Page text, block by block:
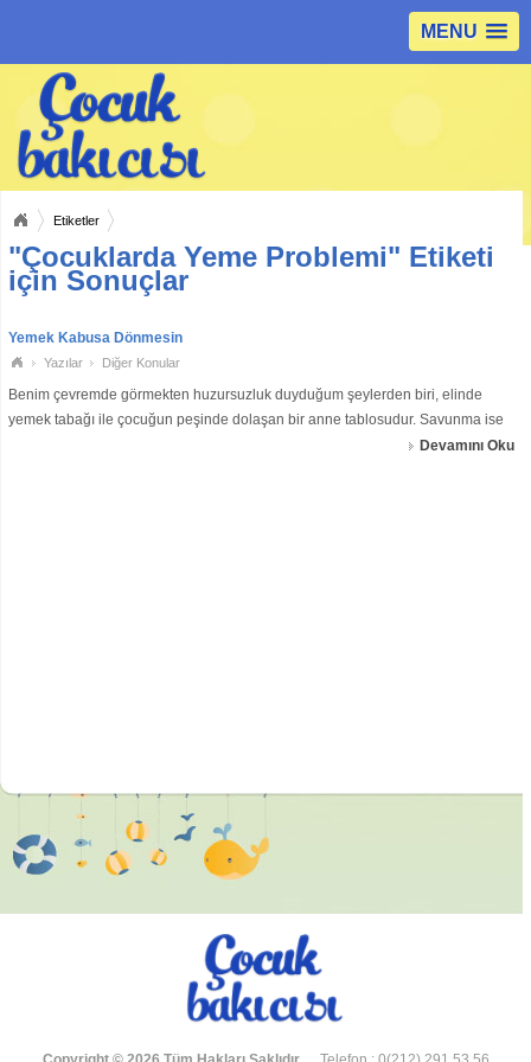
MENU
Etiketler
"Çocuklarda Yeme Problemi" Etiketi
için Sonuçlar
Yemek Kabusa Dönmesin
Yazılar Diğer Konular
Benim çevremde görmekten huzursuzluk duyduğum şeylerden biri, elinde
yemek tabağı ile çocuğun peşinde dolaşan bir anne tablosudur. Savunma ise
hep aynıdır “Ben yedirmezsem aklına bile gelmiyor yemek.” Bunu herDevamını Oku